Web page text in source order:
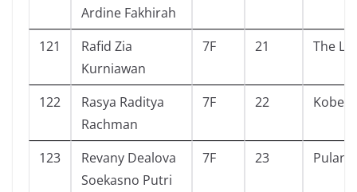
Ardine Fakhirah
121
Rafid Zia
Kurniawan
7F 21 The
122
Rasya Raditya
Rachman
7F 22 Kobe
123
Revany Dealova
Soekasno Putri
7F 23 Pulang